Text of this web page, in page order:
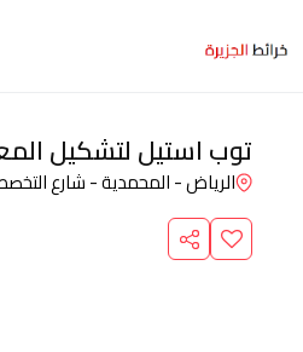
توب استيل لتشكيل
الرياض - المحمدية - شارع